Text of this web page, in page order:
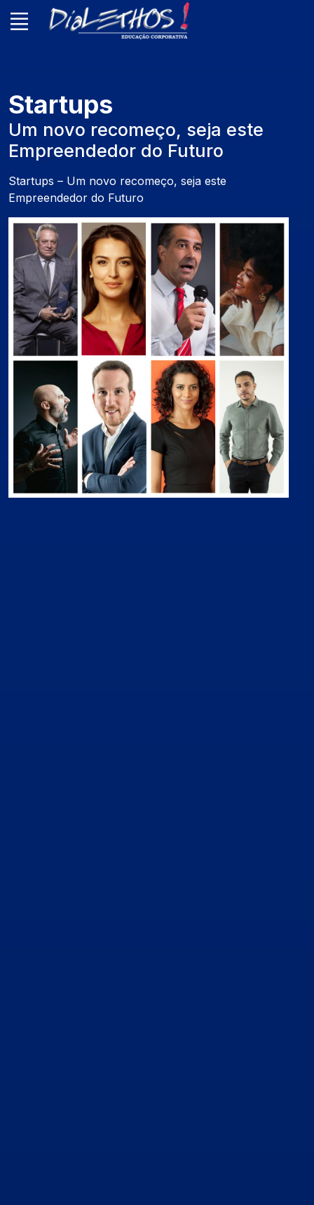
Startups
Um novo recomeço, seja este
Empreendedor do Futuro
Startups – Um novo recomeço, seja este
Empreendedor do Futuro